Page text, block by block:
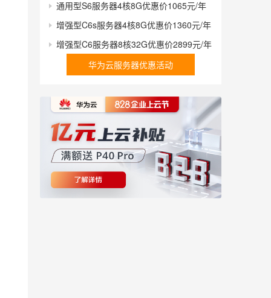
通用型S6服务器4核8G优惠价1065元/年
增强型C6s服务器4核8G优惠价1360元/年
增强型C6服务器8核32G优惠价2899元/年
华为云服务器优惠活动